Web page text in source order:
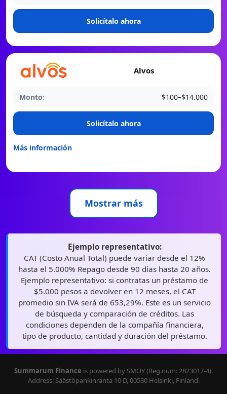
️Solicítalo ahora
Alvos
Monto: $100–$14.000
️Solicítalo ahora
Más información
Mostrar más
Ejemplo representativo:
CAT (Costo Anual Total) puede variar desde el 12%
hasta el 5.000% Repago desde 90 días hasta 20 años.
Ejemplo representativo: si contratas un préstamo de
$5.000 pesos a devolver en 12 meses, el CAT
promedio sin IVA será de 653,29%. Este es un servicio
de búsqueda y comparación de créditos. Las
condiciones dependen de la compañía financiera,
tipo de producto, cantidad y duración del préstamo.
Summarum Finance is powered by SMOY (Reg.num: 2823017-4).
Address: Säästöpankinranta 10 D, 00530 Helsinki, Finland.